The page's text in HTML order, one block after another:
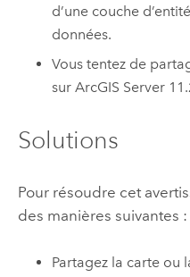
d’une couche
données.
Vous tentez de
surArcGIS Server
Solutions
Pour résoudre cet
des manières suivantes :
Partagez la carte ou